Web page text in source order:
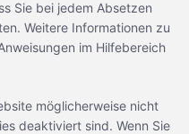
Sie bei jedem Absetzen
Weitere Informationen zu
im Hilfebereich
möglicherweise nicht
deaktiviert sind. Wenn Sie